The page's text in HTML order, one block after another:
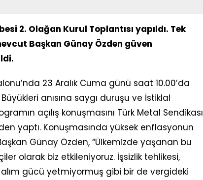
2. Olağan Kurul Toplantısı yapıldı. Tek
Başkan Günay Özden güven
23 Aralık Cuma günü saat 10.00’da
anısına saygı duruşu ve İstiklal
açılış konuşmasını Türk Metal Sendikası
yaptı. Konuşmasında yüksek enflasyonun
Günay Özden, “Ülkemizde yaşanan bu
olarak biz etkileniyoruz. İşsizlik tehlikesi,
gücü yetmiyormuş gibi bir de vergideki